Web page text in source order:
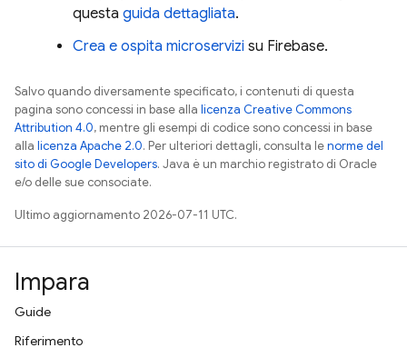
questa guida dettagliata.
Crea e ospita microservizi su Firebase.
Salvo quando diversamente specificato, i contenuti di questa
pagina sono concessi in base alla licenza Creative Commons
Attribution 4.0, mentre gli esempi di codice sono concessi in base
alla licenza Apache 2.0. Per ulteriori dettagli, consulta lenorme del
sito di Google Developers. Java è un marchio registrato di Oracle
e/o delle sue consociate.
Ultimo aggiornamento 2026-07-11 UTC.
Impara
Guide
Riferimento